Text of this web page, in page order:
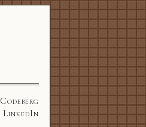
Codeberg
LinkedIn